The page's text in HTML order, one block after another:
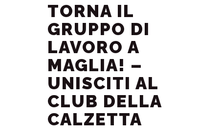
TORNA IL
GRUPPO DI
LAVORO A
MAGLIA! –
UNISCITI AL
CLUB DELLA
CALZETTA